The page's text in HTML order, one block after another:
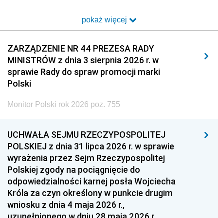
2017 2016 2015
2014 2013 2012
2011 2010 2009
2008 2007 2006
2005
1996 1995 1994
1993 1992 1991
1990 1989
1987 1986 1985
1984 1983
pokaż więcej
ZARZĄDZENIE NR 44 PREZESA RADY
MINISTRÓW z dnia 3 sierpnia 2026 r. w
sprawie Rady do spraw promocji marki
Polski
Monitor Polski rok 2026 poz. 755
UCHWAŁA SEJMU RZECZYPOSPOLITEJ
POLSKIEJ z dnia 31 lipca 2026 r. w sprawie
wyrażenia przez Sejm Rzeczypospolitej
Polskiej zgody na pociągnięcie do
odpowiedzialności karnej posła Wojciecha
Króla za czyn określony w punkcie drugim
wniosku z dnia 4 maja 2026 r.,